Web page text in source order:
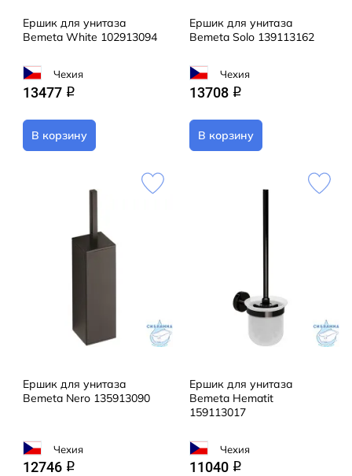
Ершик для унитаза
Bemeta White 102913094
Чехия
13477 q
В корзину
Ершик для унитаза
Bemeta Solo 139113162
Чехия
13708 q
В корзину
Ершик для унитаза
Bemeta Nero 135913090
Чехия
12746 q
Ершик для унитаза
Bemeta Hematit
159113017
Чехия
11040 q